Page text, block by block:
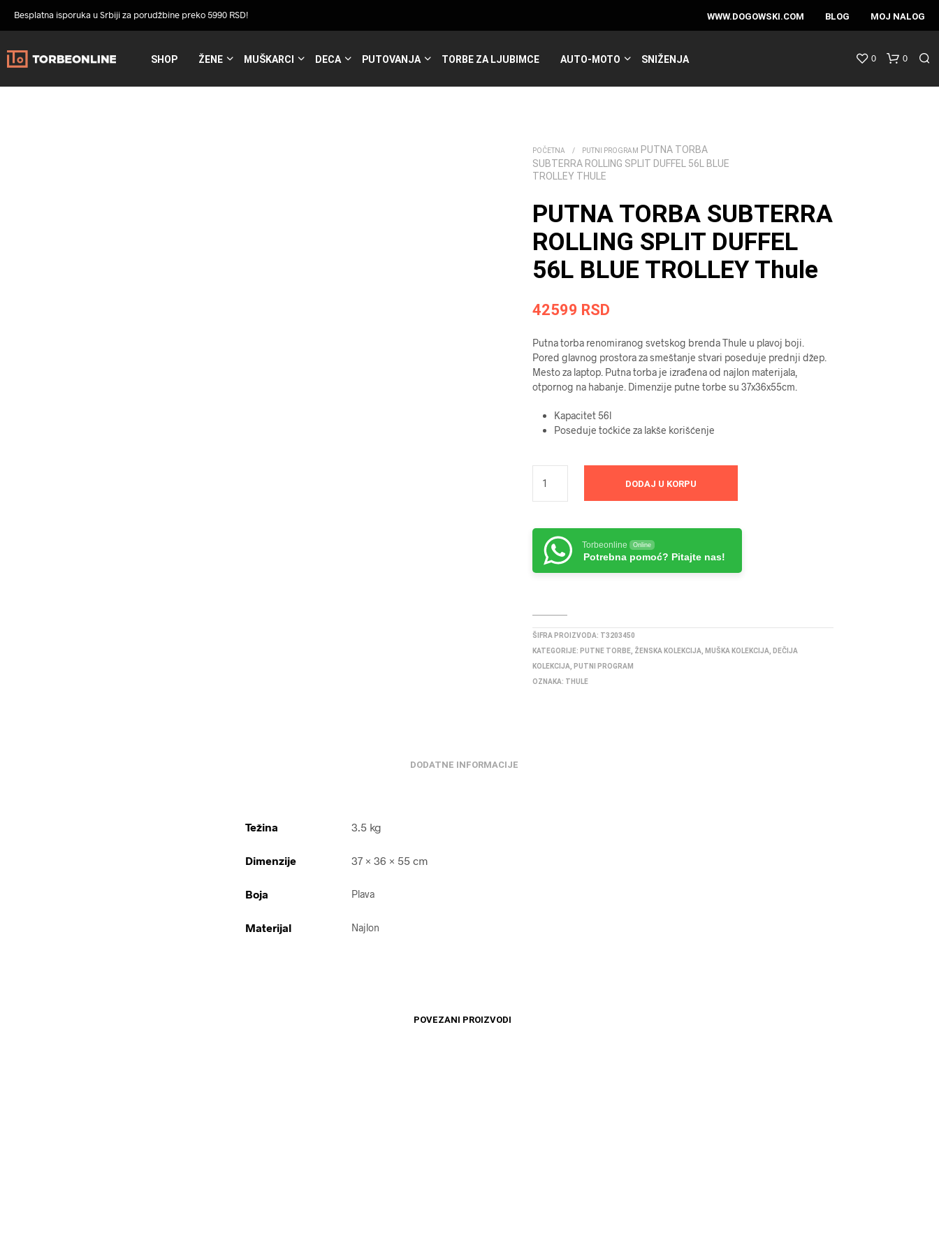
Besplatna isporuka u Srbiji za porudžbine preko 5990 RSD! WWW.DOGOWSKI.COM BLOG MOJ NALOG
SHOP ŽENE MUŠKARCI DECA PUTOVANJA TORBE ZA LJUBIMCE AUTO-MOTO SNIŽENJA 0 0
POČETNA / PUTNI PROGRAM
PUTNA TORBA
SUBTERRA ROLLING SPLIT DUFFEL 56L BLUE
TROLLEY THULE
PUTNA TORBA SUBTERRA
ROLLING SPLIT DUFFEL
56L BLUE TROLLEY Thule
42599 RSD
Putna torba renomiranog svetskog brenda Thule u plavoj boji.
Pored glavnog prostora za smeštanje stvari poseduje prednji džep.
Mesto za laptop. Putna torba je izrađena od najlon materijala,
otpornog na habanje. Dimenzije putne torbe su 37x36x55cm.
Kapacitet 56l
Poseduje toćkiće za lakše korišćenje
DODAJ U KORPU
Torbeonline Online
Potrebna pomoć? Pitajte nas!
ŠIFRA PROIZVODA: T3203450
KATEGORIJE: PUTNE TORBE ŽENSKA KOLEKCIJA MUŠKA KOLEKCIJA
DEČIJA
KOLEKCIJA
PUTNI PROGRAM
OZNAKA: THULE
DODATNE INFORMACIJE
Težina 3.5 kg
Dimenzije 37 × 36 × 55 cm
Boja Plava
Materijal Najlon
POVEZANI PROIZVODI